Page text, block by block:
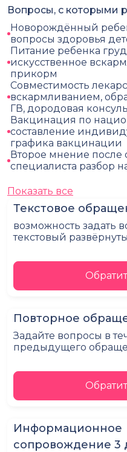
Текстовое
возможность задать
текстовый
Повторное
Задайте вопросы в
предыдущего
Информационное
сопровождение 3
Вопросы, с которыми
Новорождённый
вопросы здоровья
Питание ребенка
искусственное
прикорм
Совместимость
вскармливанием,
ГВ, дородовая
Вакцинация по
составление
графика вакцинации
Второе мнение после
специалиста разбор
Показать все